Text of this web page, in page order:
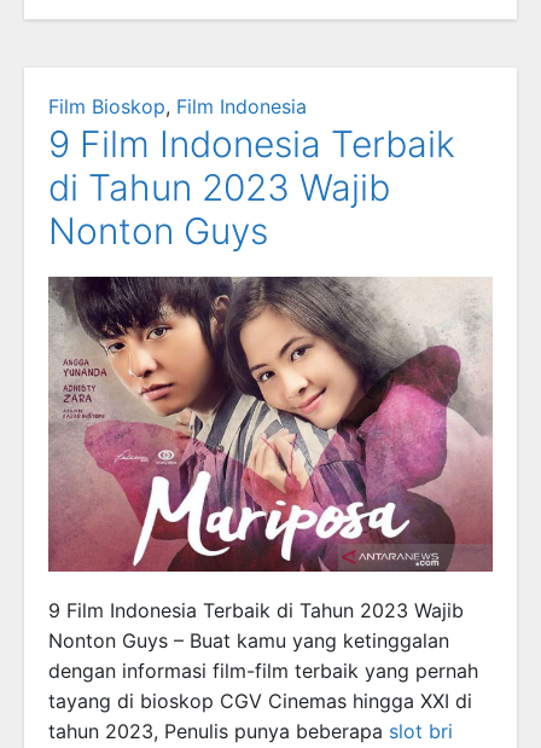
Film Bioskop, Film Indonesia
9 Film Indonesia Terbaik
di Tahun 2023 Wajib
Nonton Guys
9 Film Indonesia Terbaik di Tahun 2023 Wajib
Nonton Guys – Buat kamu yang ketinggalan
dengan informasi film-film terbaik yang pernah
tayang di bioskop CGV Cinemas hingga XXI di
tahun 2023, Penulis punya beberapa slot bri